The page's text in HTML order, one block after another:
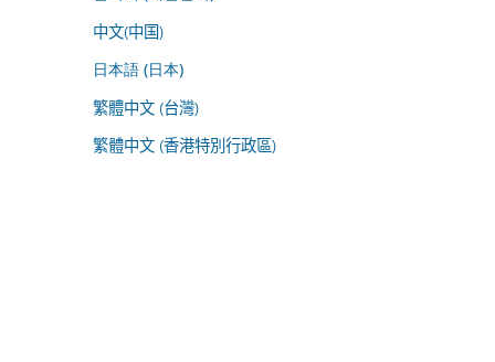
中文(中国)
日本語 (日本)
繁體中文 (台灣)
繁體中文 (香港特別行政區)